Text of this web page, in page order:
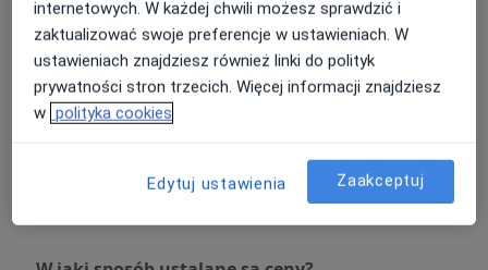
180 zł Szczegóły
Akupunktura
180 zł Szczegóły
Szczegóły
internetowych. W każdej chwili możesz sprawdzić i
zaktualizować swoje preferencje w ustawieniach. W
ustawieniach znajdziesz również linki do polityk
prywatności stron trzecich. Więcej informacji znajdziesz
w polityka cookies
Edytuj ustawienia Zaakceptuj